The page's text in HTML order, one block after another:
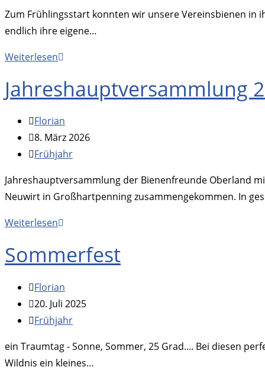
Zum Frühlingsstart konnten wir unsere Vereinsbienen in
endlich ihre eigene…
WeiterlesenEinzug
Bienen
ihr
neues
Zuhause
Jahreshauptversammlung
Beitrags-
Autor:
Florian
Beitrag
veröffentlicht:
8. März 2026
Beitrags-
Frühjahr
Jahreshauptversammlung der Bienenfreunde Oberland
Neuwirt in Großhartpenning zusammengekommen. In
WeiterlesenJahreshauptversammlung
Sommerfest
Beitrags-
Autor:
Florian
Beitrag
veröffentlicht:
20. Juli 2025
Beitrags-
Frühjahr
ein Traumtag - Sonne, Sommer, 25 Grad.... Bei diesen
Wildnis ein kleines…